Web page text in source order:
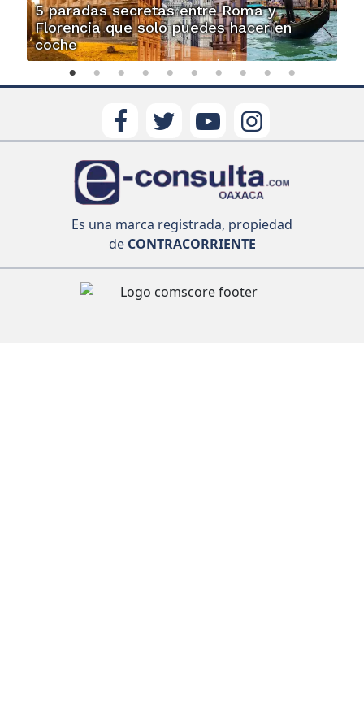
5 paradas secretas entre Roma y
Florencia que solo puedes hacer en
coche
Es una marca registrada, propiedad
deCONTRACORRIENTE